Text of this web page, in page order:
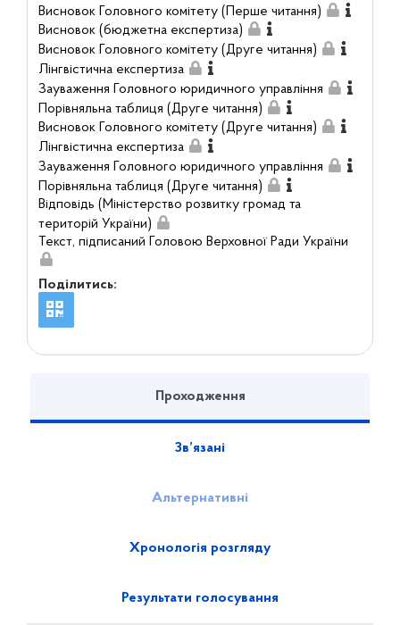
Висновок Головного комітету (Перше читання)
Висновок (бюджетна експертиза)
Висновок Головного комітету (Друге читання)
Лінгвістична експертиза
Зауваження Головного юридичного управління
Порівняльна таблиця (Друге читання)
Висновок Головного комітету (Друге читання)
Лінгвістична експертиза
Зауваження Головного юридичного управління
Порівняльна таблиця (Друге читання)
Відповідь (Міністерство розвитку громад та
територій України)
Текст, підписаний Головою Верховної Ради України
Поділитись:
Проходження
Зв’язані
Альтернативні
Хронологія розгляду
Результати голосування